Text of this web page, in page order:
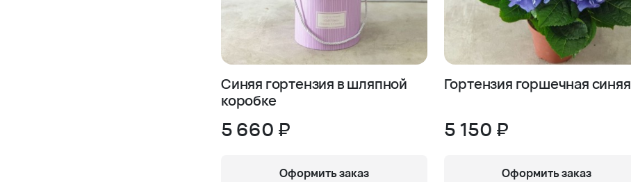
Синяя гортензия в шляпной
коробке
5 660 ₽
Оформить заказ
Гортензия горшечная синяя
5 150 ₽
Оформить заказ